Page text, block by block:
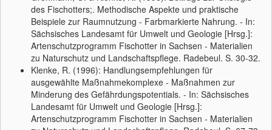
des Fischotters;. Methodische Aspekte und praktische
Beispiele zur Raumnutzung - Farbmarkierte Nahrung. - In:
Sächsisches Landesamt für Umwelt und Geologie [Hrsg.]:
Artenschutzprogramm Fischotter in Sachsen - Materialien
zu Naturschutz und Landschaftspflege. Radebeul. S. 30-32.
Klenke, R. (1996): Handlungsempfehlungen für
ausgewählte Maßnahmekomplexe - Maßnahmen zur
Minderung des Gefährdungspotentials. - In: Sächsisches
Landesamt für Umwelt und Geologie [Hrsg.]:
Artenschutzprogramm Fischotter in Sachsen - Materialien